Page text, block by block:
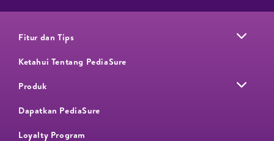
Fitur dan Tips
Ketahui Tentang PediaSure
Produk
Dapatkan PediaSure
Loyalty Program​